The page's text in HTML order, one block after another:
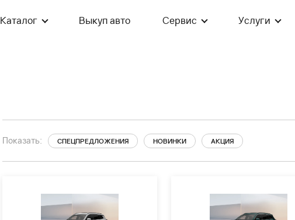
Каталог Выкуп авто Сервис Услуги
Показать: СПЕЦПРЕДЛОЖЕНИЯ НОВИНКИ АКЦИЯ